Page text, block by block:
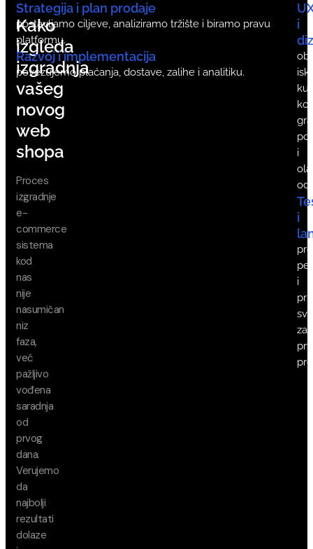
Kako
izgleda
izgradnja
vašeg
novog
web
shopa
Proces
izgradnje
e-
commerce
sistema
kod
nas
nije
nasumičan
niz
faza,
već
pažljivo
vođena
saradnja
od
prvog
dana.
Verujemo
da
najbolji
rezultati
dolaze
Strategija i plan prodaje
postavljamo ciljeve, analiziramo tržište i biramo pravu
platformu.
Razvoj i implementacija
povezujemo plaćanja, dostave, zalihe i analitiku.
i
i
i
i
sve
za